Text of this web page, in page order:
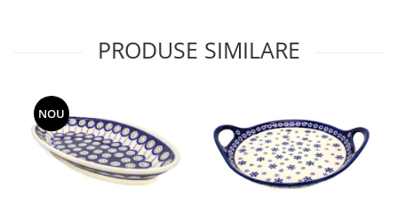
PRODUSE SIMILARE
NOU